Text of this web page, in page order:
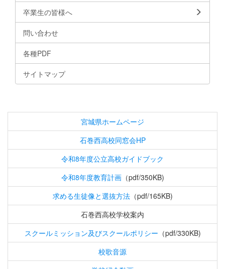
卒業生の皆様へ
問い合わせ
各種PDF
サイトマップ
宮城県ホームページ
石巻西高校同窓会HP
令和8年度公立高校ガイドブック
令和8年度教育計画（pdf/350KB)
求める生徒像と選抜方法（pdf/165KB)
石巻西高校学校案内
スクールミッション及びスクールポリシー （pdf/330KB)
校歌音源